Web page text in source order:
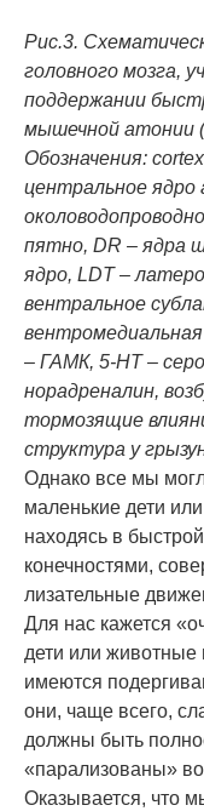
Рис.3.
головного мозга,
поддержании
мышечной атонии
Обозначения:
центральное ядро
пятно, DR – ядра
ядро, LDT –
вентральное
– ГАМК, 5-HT –
норадреналин,
тормозящие
структура у
Однако все мы
маленькие дети
находясь в
конечностями,
лизательные
Для нас кажется
дети или животные
имеются
они, чаще всего,
должны быть
«парализованы»
Оказывается, что